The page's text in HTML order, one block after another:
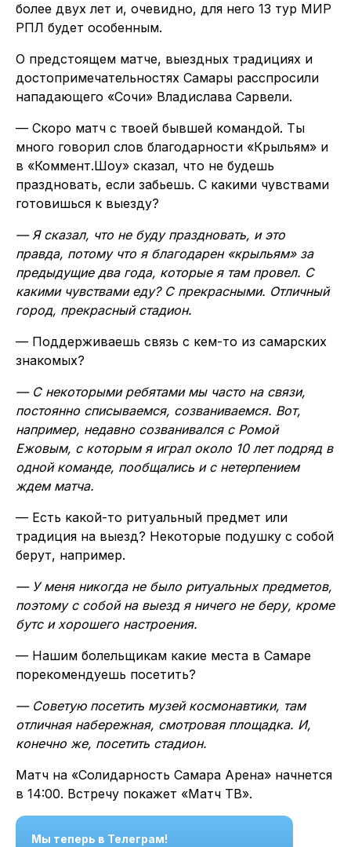
более двух лет и, очевидно, для него 13 тур МИР
РПЛ будет особенным.
О предстоящем матче, выездных традициях и
достопримечательностях Самары расспросили
нападающего «Сочи» Владислава Сарвели.
— Скоро матч с твоей бывшей командой. Ты
много говорил слов благодарности «Крыльям» и
в «Коммент.Шоу» сказал, что не будешь
праздновать, если забьешь. С какими чувствами
готовишься к выезду?
— Я сказал, что не буду праздновать, и это
правда, потому что я благодарен «крыльям» за
предыдущие два года, которые я там провел. С
какими чувствами еду? С прекрасными. Отличный
город, прекрасный стадион.
— Поддерживаешь связь с кем-то из самарских
знакомых?
— С некоторыми ребятами мы часто на связи,
постоянно списываемся, созваниваемся. Вот,
например, недавно созванивался с Ромой
Ежовым, с которым я играл около 10 лет подряд в
одной команде, пообщались и с нетерпением
ждем матча.
— Есть какой-то ритуальный предмет или
традиция на выезд? Некоторые подушку с собой
берут, например.
— У меня никогда не было ритуальных предметов,
поэтому с собой на выезд я ничего не беру, кроме
бутс и хорошего настроения.
— Нашим болельщикам какие места в Самаре
порекомендуешь посетить?
— Советую посетить музей космонавтики, там
отличная набережная, смотровая площадка. И,
конечно же, посетить стадион.
Матч на «Солидарность Самара Арена» начнется
в 14:00. Встречу покажет «Матч ТВ».
Мы теперь в Телеграм!